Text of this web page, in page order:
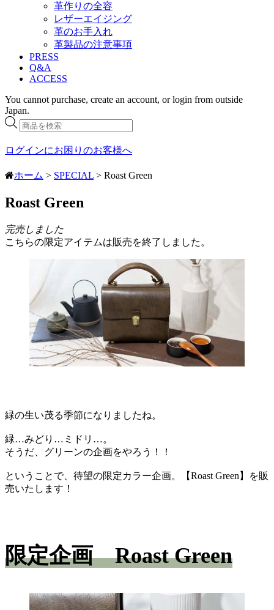
革作りの全容
レザーエイジング
革のお手入れ
革製品の注意事項
PRESS
Q&A
ACCESS
You cannot purchase, create an account, or login from outside
Japan.
商
品
検
ログインにお困りのお客様へ
ホーム > SPECIAL > Roast Green
Roast Green
完売しました
こちらの限定アイテムは販売を終了しました。
緑の生い茂る季節になりましたね。
緑…みどり…ミドリ…。
そうだ、グリーンの企画をやろう！！
ということで、待望の限定カラー企画。【Roast Green】を販
売いたします！
限定企画 Roast Green